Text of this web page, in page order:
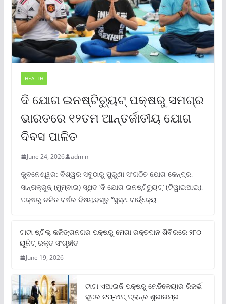
HEALTH
ଦି ଯୋଗ ଇନଷ୍ଟିଚ୍ୟୁଟ୍ ପକ୍ଷରୁ ସମଗ୍ର
ଭାରତରେ ୧୨ତମ ଆନ୍ତର୍ଜାତୀୟ ଯୋଗ
ଦିବସ ପାଳିତ
June 24, 2026 admin
ଭୁବନେଶ୍ୱର: ବିଶ୍ୱର ସବୁଠାରୁ ପୁରୁଣା ସଂଗଠିତ ଯୋଗ କେନ୍ଦ୍ର,
ସାନ୍ତାକ୍ରୁଜ୍ (ମୁମ୍ବାଇ) ସ୍ଥିତ ‘ଦି ଯୋଗ ଇନଷ୍ଟିଚ୍ୟୁଟ୍‌’ (ଟିୱାଇଆଇ),
ପକ୍ଷରୁ ଚଳିତ ବର୍ଷର ବିଷୟବସ୍ତୁ “ସୁସ୍ଥ ବାର୍ଦ୍ଧକ୍ୟ
ଟାଟା ଷ୍ଟିଲ୍‌ କଳିଙ୍ଗନଗର ପକ୍ଷରୁ ମେଗା ରକ୍ତଦାନ ଶିବିରରେ ୨୮୦
ୟୁନିଟ୍‌ ରକ୍ତ ସଂଗୃହୀତ
June 19, 2026
ଟାଟା ଏଆଇଜି ପକ୍ଷରୁ ମେଡିକେୟାର ରିଜର୍ଭ
ସୁପର ଟପ୍‌-ଅପ୍ ପ୍ଲାନ୍‌ର ଶୁଭାରମ୍ଭ